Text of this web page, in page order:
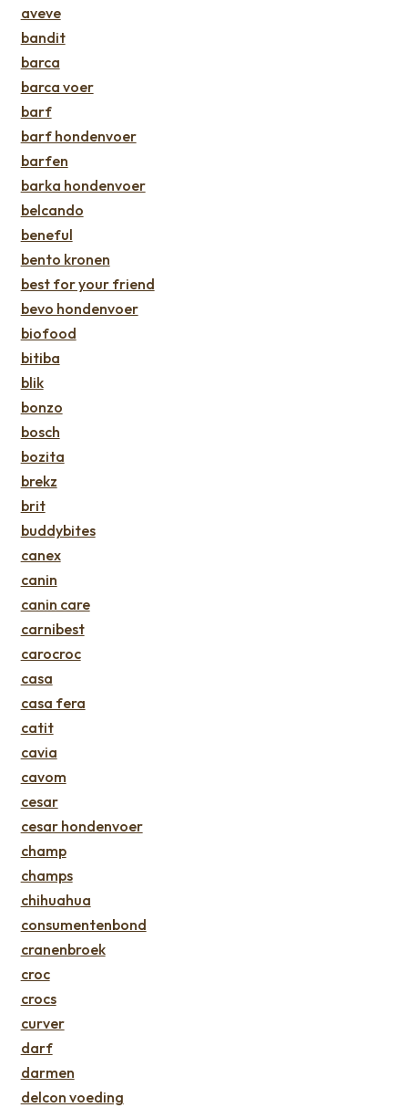
aveve
bandit
barca
barca voer
barf
barf hondenvoer
barfen
barka hondenvoer
belcando
beneful
bento kronen
best for your friend
bevo hondenvoer
biofood
bitiba
blik
bonzo
bosch
bozita
brekz
brit
buddybites
canex
canin
canin care
carnibest
carocroc
casa
casa fera
catit
cavia
cavom
cesar
cesar hondenvoer
champ
champs
chihuahua
consumentenbond
cranenbroek
croc
crocs
curver
darf
darmen
delcon voeding